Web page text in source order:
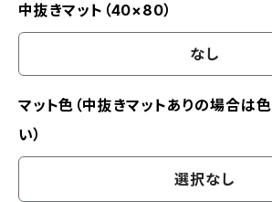
中抜きマット（40×80）
なし
マット色（中抜きマットありの場合は
い）
選択なし